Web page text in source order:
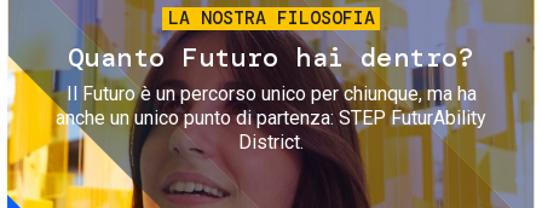
LA NOSTRA FILOSOFIA
Quanto Futuro hai dentro?
Il Futuro è un percorso unico per chiunque, ma ha
anche un unico punto di partenza: STEP FuturAbility
District.